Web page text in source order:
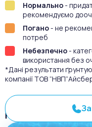
Нормально-
рекомендуємо
Погано- не
потреб
Небезпечно-
використання без
*Дані результати
компанії ТОВ
Результат